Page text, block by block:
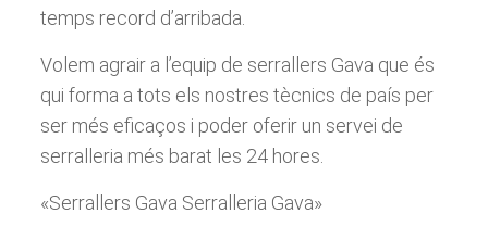
temps record d’arribada.
Volem agrair a l’equip de serrallers Gava que és
qui forma a tots els nostres tècnics de país per
ser més eficaços i poder oferir un servei de
serralleria més barat les 24 hores.
«Serrallers Gava Serralleria Gava»